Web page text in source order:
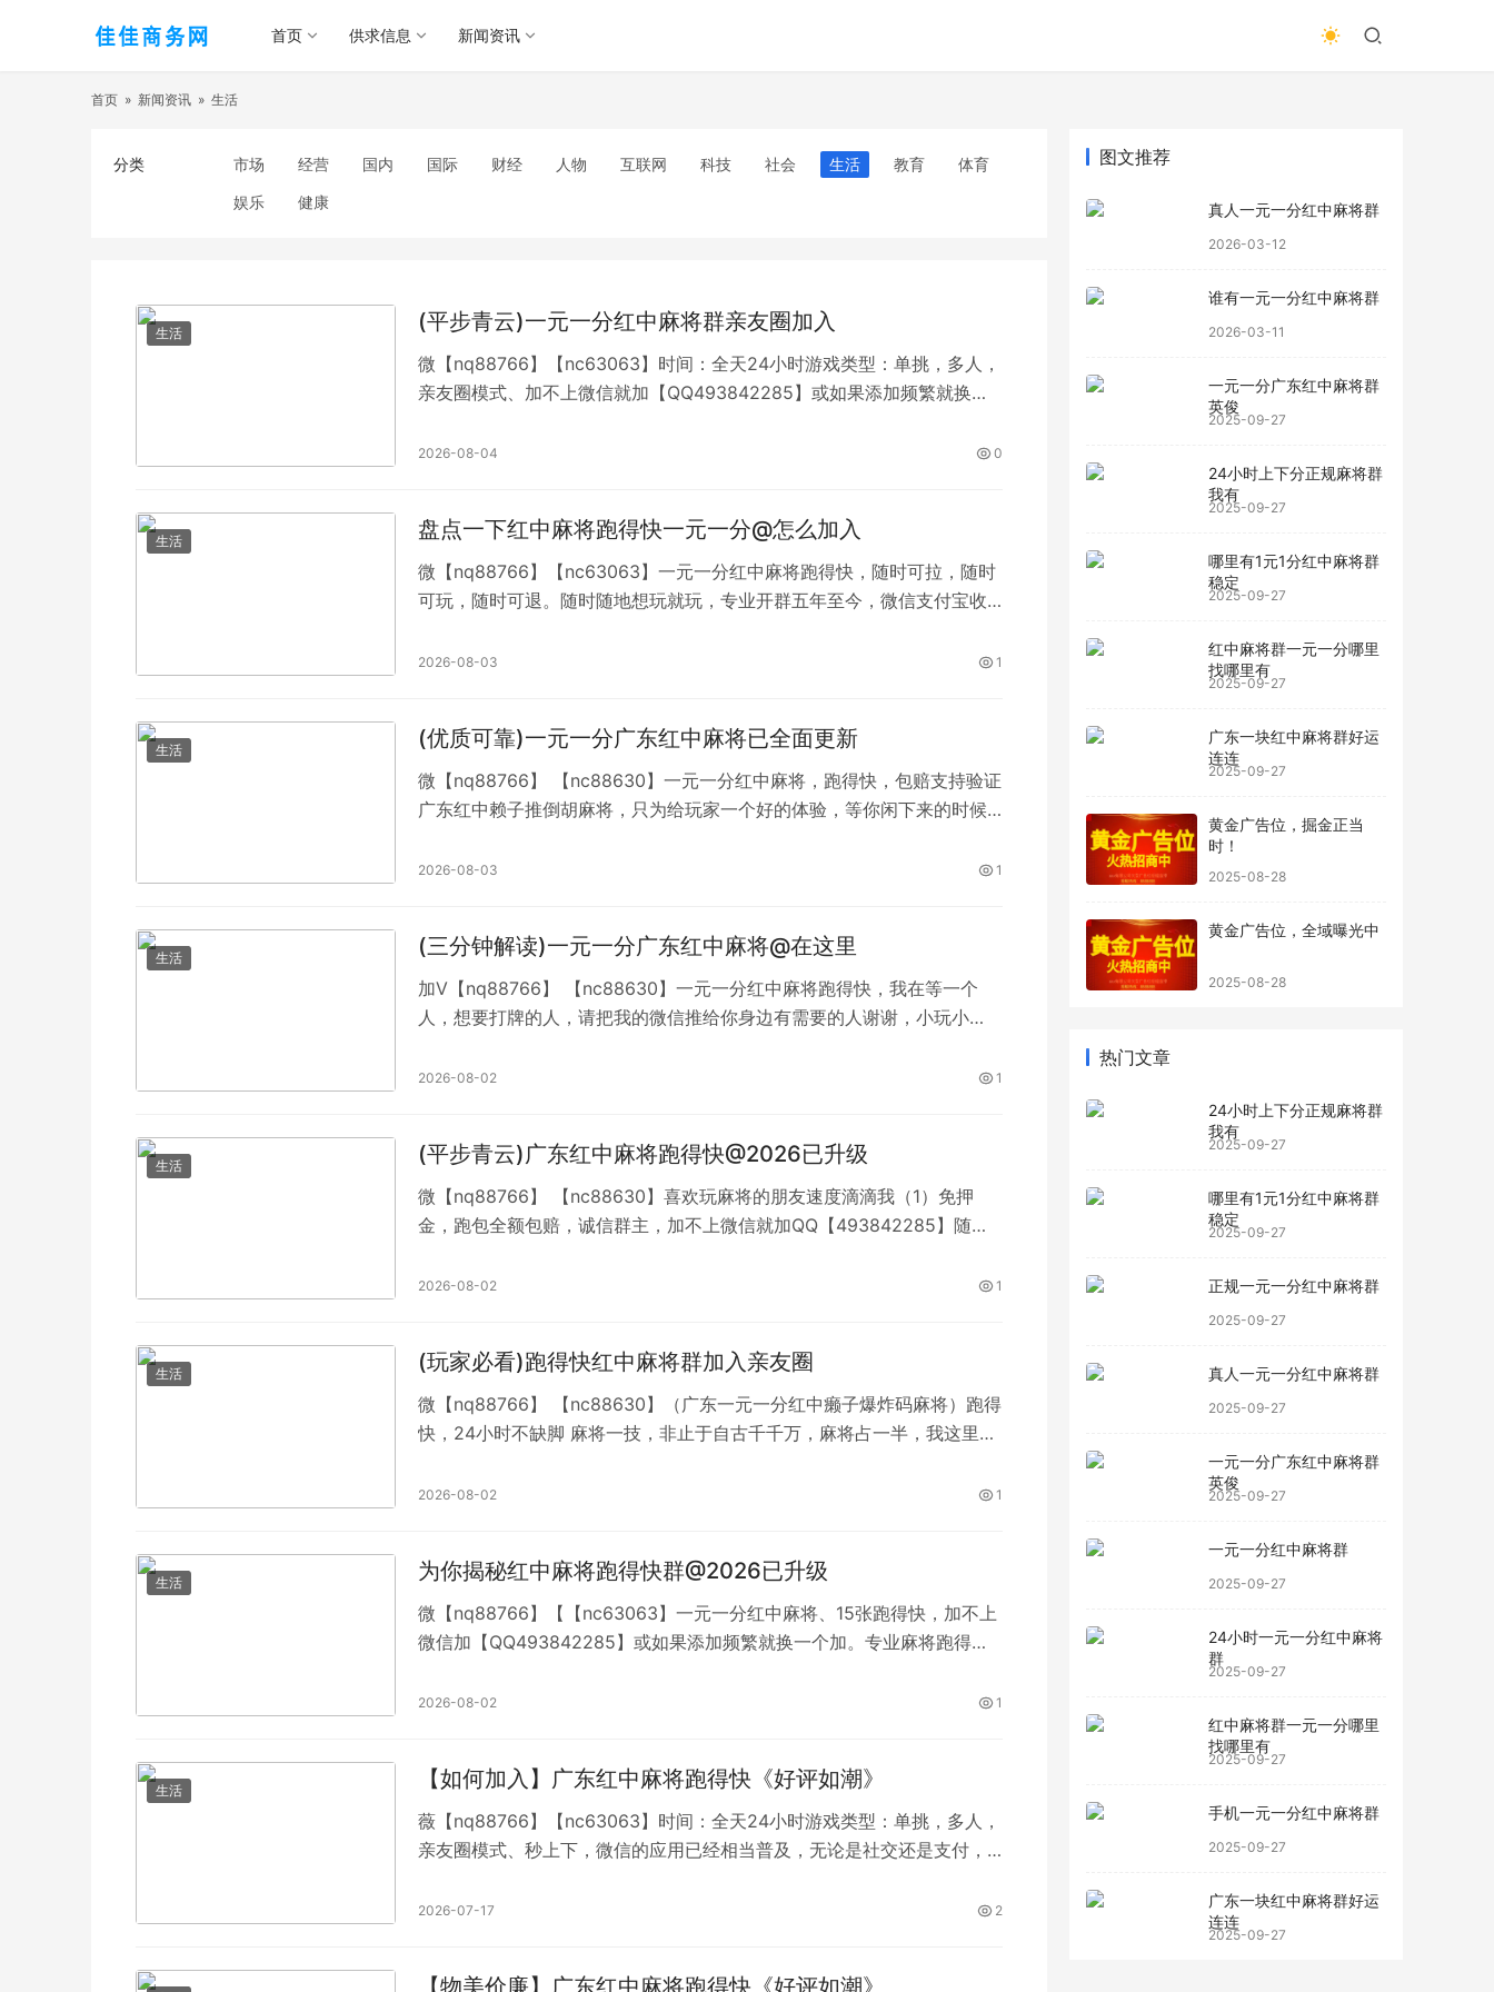
首页 供求信息 新闻资讯
首页 » 新闻资讯 » 生活
分类 市场 经营 国内 国际 财经 人物 互联网 科技 社会 生活 教育
体育
娱乐
健康
生活 (平步青云)一元一分红中麻将群亲友圈加入
微【nq88766】【nc63063】时间：全天24小时游戏类型：单挑，多人，
亲友圈模式、加不上微信就加【QQ493842285】或如果添加频繁就换一
有人欠账，放心畅玩。微信扫码支付。③一元一分红中麻将，跑得快等多
2026-08-04 0
生活 盘点一下红中麻将跑得快一元一分@怎么加入
微【nq88766】【nc63063】一元一分红中麻将跑得快，随时可拉，随时
可玩，随时可退。随时随地想玩就玩，专业开群五年至今，微信支付宝收
管理，时间：全天24小时游戏类型：单挑，多人，亲友圈模式、秒上下，
2026-08-03 1
生活 (优质可靠)一元一分广东红中麻将已全面更新
微【nq88766】 【nc88630】一元一分红中麻将，跑得快，包赔支持验证
广东红中赖子推倒胡麻将，只为给玩家一个好的体验，等你闲下来的时候
QQ【493842285】
2026-08-03 1
生活 (三分钟解读)一元一分广东红中麻将@在这里
加V【nq88766】 【nc88630】一元一分红中麻将跑得快，我在等一个
人，想要打牌的人，请把我的微信推给你身边有需要的人谢谢，小玩小
QQ493842285。
2026-08-02 1
生活 (平步青云)广东红中麻将跑得快@2026已升级
微【nq88766】 【nc88630】喜欢玩麻将的朋友速度滴滴我（1）免押
金，跑包全额包赔，诚信群主，加不上微信就加QQ【493842285】随时
有用户都是微信实名制玩家，微信扫码支付。一元一分红中麻将，跑得
2026-08-02 1
生活 (玩家必看)跑得快红中麻将群加入亲友圈
微【nq88766】 【nc88630】（广东一元一分红中癞子爆炸码麻将）跑得
快，24小时不缺脚 麻将一技，非止于自古千千万，麻将占一半，我这里有
专业红中麻将五年，，结算发红包或者发收款码不用怕微信封号默往聊天
2026-08-02 1
生活 为你揭秘红中麻将跑得快群@2026已升级
微【nq88766】【【nc63063】一元一分红中麻将、15张跑得快，加不上
微信加【QQ493842285】或如果添加频繁就换一个加。专业麻将跑得快
晚不如来打麻将,全天24小时游戏类型：单挑，多人，亲友圈模式、秒上
2026-08-02 1
生活 【如何加入】广东红中麻将跑得快《好评如潮》
薇【nq88766】【nc63063】时间：全天24小时游戏类型：单挑，多人，
亲友圈模式、秒上下，微信的应用已经相当普及，无论是社交还是支付，
远跑棋牌室，不用电话约局，各种等牌友，群内随时火爆，3D麻将体验，
2026-07-17 2
【物美价廉】广东红中麻将跑得快《好评如潮》
图文推荐
真人一元一分红中麻将群
2026-03-12
谁有一元一分红中麻将群
2026-03-11
一元一分广东红中麻将群
英俊
2025-09-27
24小时上下分正规麻将群
我有
2025-09-27
哪里有1元1分红中麻将群
稳定
2025-09-27
红中麻将群一元一分哪里
找哪里有
2025-09-27
广东一块红中麻将群好运
连连
2025-09-27
黄金广告位，掘金正当
时！
2025-08-28
黄金广告位，全域曝光中
2025-08-28
热门文章
24小时上下分正规麻将群
我有
2025-09-27
哪里有1元1分红中麻将群
稳定
2025-09-27
正规一元一分红中麻将群
2025-09-27
真人一元一分红中麻将群
2025-09-27
一元一分广东红中麻将群
英俊
2025-09-27
一元一分红中麻将群
2025-09-27
24小时一元一分红中麻将
群
2025-09-27
红中麻将群一元一分哪里
找哪里有
2025-09-27
手机一元一分红中麻将群
2025-09-27
广东一块红中麻将群好运
连连
2025-09-27